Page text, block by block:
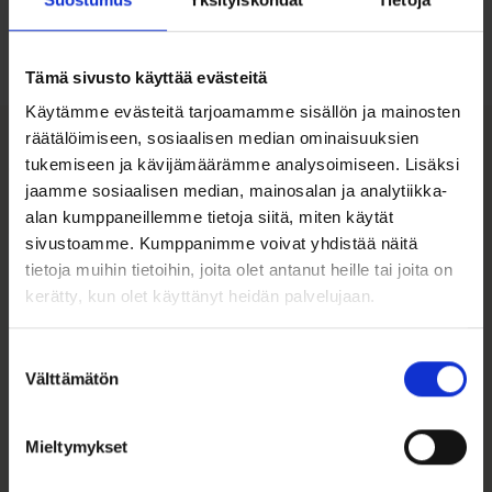
Tämä sivusto käyttää evästeitä
Käytämme evästeitä tarjoamamme sisällön ja mainosten
räätälöimiseen, sosiaalisen median ominaisuuksien
tukemiseen ja kävijämäärämme analysoimiseen. Lisäksi
jaamme sosiaalisen median, mainosalan ja analytiikka-
alan kumppaneillemme tietoja siitä, miten käytät
sivustoamme. Kumppanimme voivat yhdistää näitä
tietoja muihin tietoihin, joita olet antanut heille tai joita on
kerätty, kun olet käyttänyt heidän palvelujaan.
valinta
Välttämätön
Mieltymykset
Tutustu myös